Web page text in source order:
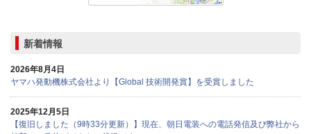
新着情報
2026年8月4日
ヤマハ発動機株式会社より【Global 技術開発賞】を受賞しました
2025年12月5日
【復旧しました（9時33分更新）】現在、朝日電装への電話発信及び弊社から